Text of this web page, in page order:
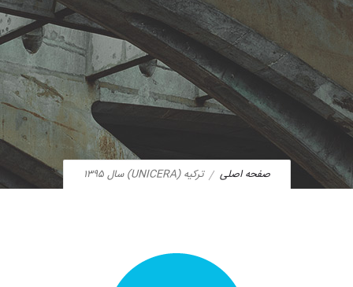
صفحه اصلی ترکیه (UNICERA) سال ۱۳۹۵